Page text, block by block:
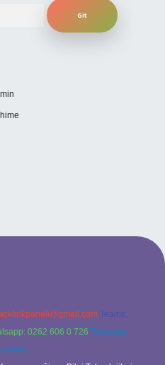
Teams:
0262 606 0 726 Telegram: